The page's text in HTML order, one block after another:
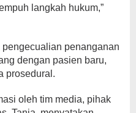
langkah hukum,”
penanganan
dengan pasien baru,
prosedural.
oleh tim media, pihak